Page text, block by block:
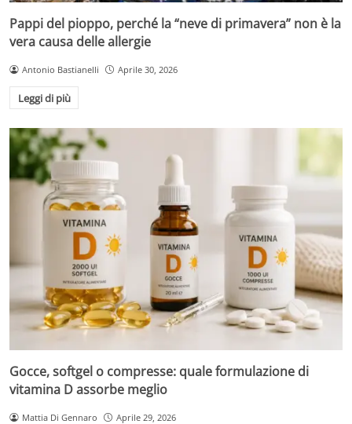
Pappi del pioppo, perché la “neve di primavera” non è la
vera causa delle allergie
Antonio Bastianelli Aprile 30, 2026
Leggi di più
Gocce, softgel o compresse: quale formulazione di
vitamina D assorbe meglio
Mattia Di Gennaro Aprile 29, 2026